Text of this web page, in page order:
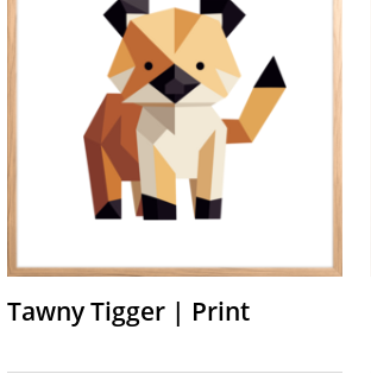
Tawny Tigger | Print